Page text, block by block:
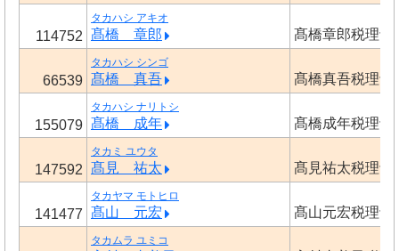
114752
タカハシ アキオ
髙橋 章郎 髙橋章郎税理士
66539
タカハシ シンゴ
髙橋 真吾 髙橋真吾税理士
155079
タカハシ ナリトシ
髙橋 成年 髙橋成年税理士
147592
タカミ ユウタ
髙見 祐太 髙見祐太税理士
141477
タカヤマ モトヒロ
髙山 元宏 髙山元宏税理士
タカムラ ユミコ